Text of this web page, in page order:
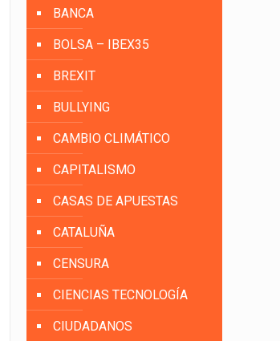
BANCA
BOLSA – IBEX35
BREXIT
BULLYING
CAMBIO CLIMÁTICO
CAPITALISMO
CASAS DE APUESTAS
CATALUÑA
CENSURA
CIENCIAS TECNOLOGÍA
CIUDADANOS